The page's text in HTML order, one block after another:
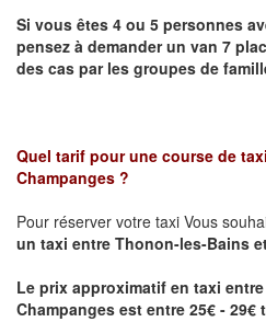
Si vous êtes 4 ou 5 personnes
pensez à demander un van 7
des cas par les groupes de
Quel tarif pour une course de
Champanges ?
Pour réserver votre taxi Vous
un taxi entre Thonon-les-Bains
Le prix approximatif en taxi
Champanges est entre 25€ - 29€